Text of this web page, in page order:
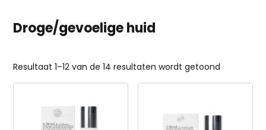
UV-bescherming (0)
Vitamine c (1)
Droge/gevoelige huid
Resultaat 1–12 van de 14 resultaten wordt getoond
op